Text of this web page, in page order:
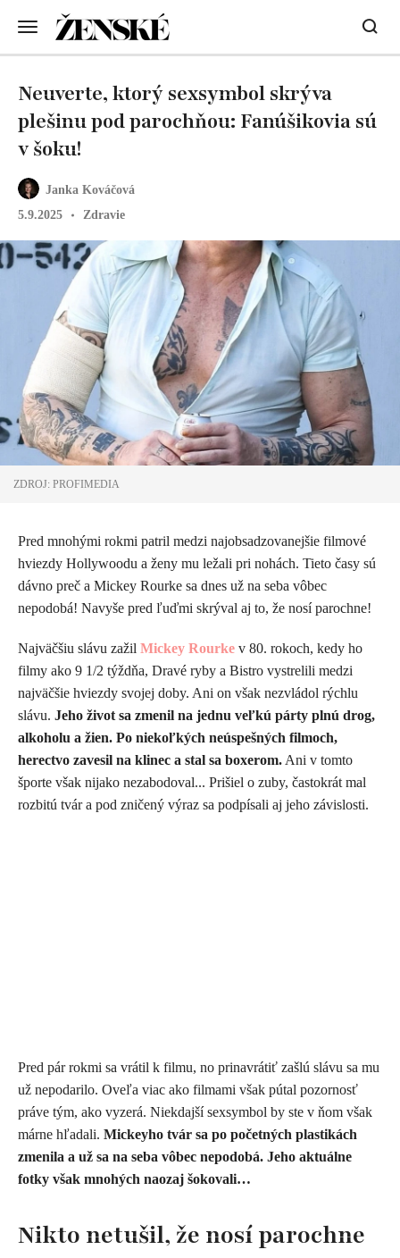
Janka Kováčová
5.9.2025
Zdravie
Neuverte, ktorý sexsymbol skrýva
plešinu pod parochňou: Fanúšikovia sú
v šoku!
ZDROJ: PROFIMEDIA
Pred mnohými rokmi patril medzi najobsadzovanejšie filmové
hviezdy Hollywoodu a ženy mu ležali pri nohách. Tieto časy sú
dávno preč a Mickey Rourke sa dnes už na seba vôbec
nepodobá! Navyše pred ľuďmi skrýval aj to, že nosí parochne!
Najväčšiu slávu zažil Mickey Rourke v 80. rokoch, kedy ho
filmy ako 9 1/2 týždňa, Dravé ryby a Bistro vystrelili medzi
najväčšie hviezdy svojej doby. Ani on však nezvládol rýchlu
slávu. ​ Jeho život sa zmenil na jednu veľkú párty plnú drog,
alkoholu a žien. Po niekoľkých neúspešných filmoch,
herectvo zavesil na klinec a stal sa boxerom. Ani v tomto
športe však nijako nezabodoval... Prišiel o zuby, častokrát mal
rozbitú tvár a pod zničený výraz sa podpísali aj jeho závislosti.
Pred pár rokmi sa vrátil k filmu, no prinavrátiť zašlú slávu sa mu
už nepodarilo. Oveľa viac ako filmami však pútal pozornosť
práve tým, ako vyzerá. Niekdajší sexsymbol by ste v ňom však
márne hľadali. Mickeyho tvár sa po početných plastikách
zmenila a už sa na seba vôbec nepodobá. Jeho aktuálne
fotky však mnohých naozaj šokovali…
Nikto netušil, že nosí parochne